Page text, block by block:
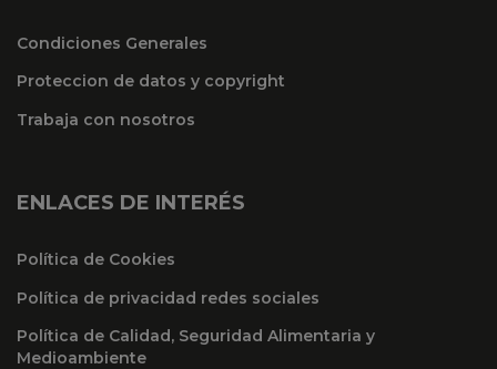
Condiciones Generales
Proteccion de datos y copyright
Trabaja con nosotros
ENLACES DE INTERÉS
Política de Cookies
Política de privacidad redes sociales
Política de Calidad, Seguridad Alimentaria y
Medioambiente